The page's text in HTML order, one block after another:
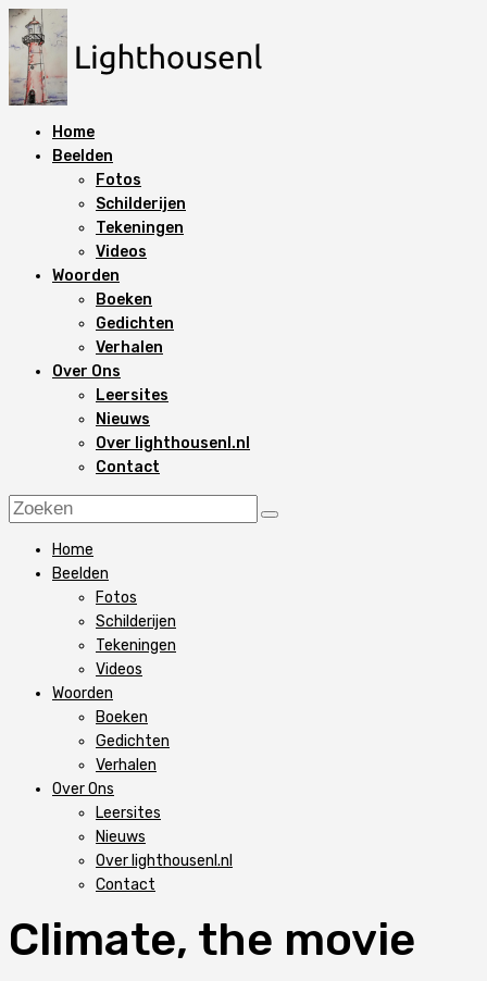
N
a
a
r
Home
Beelden
Fotos
Schilderijen
Tekeningen
Videos
Woorden
Boeken
Gedichten
Verhalen
Over Ons
Leersites
Nieuws
Over lighthousenl.nl
Contact
Home
Beelden
Fotos
Schilderijen
Tekeningen
Videos
Woorden
Boeken
Gedichten
Verhalen
Over Ons
Leersites
Nieuws
Over lighthousenl.nl
Contact
Climate, the movie